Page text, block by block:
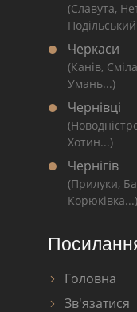
(Славута,
Черкаси
(Канів,
Умань...)
Чернівці
Хотин...)
Чернігів
(Прилуки,
Корюківка...)
Головна
Зв'язатися